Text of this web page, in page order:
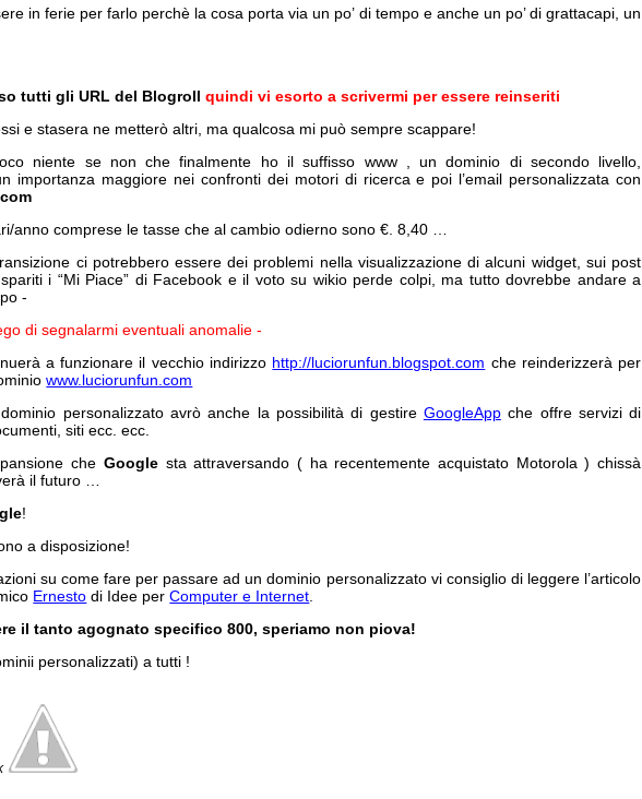
in ferie per farlo perchè la cosa porta via un po’ di tempo e anche un po’ di grattacapi, un
tutti gli URL del Blogroll quindi vi esorto a scrivermi per essere reinseriti
e stasera ne metterò altri, ma qualcosa mi può sempre scappare!
niente se non che finalmente ho il suffisso www , un dominio di secondo livello,
importanza maggiore nei confronti dei motori di ricerca e poi l’email personalizzata con
anno comprese le tasse che al cambio odierno sono €. 8,40 …
ci potrebbero essere dei problemi nella visualizzazione di alcuni widget, sui post
i “Mi Piace” di Facebook e il voto su wikio perde colpi, ma tutto dovrebbe andare a
-
di segnalarmi eventuali anomalie -
a funzionare il vecchio indirizzo http://luciorunfun.blogspot.com che reinderizzerà per
www.luciorunfun.com
personalizzato avrò anche la possibilità di gestire GoogleAppche offre servizi di
siti ecc. ecc.
che Googlesta attraversando ( ha recentemente acquistato Motorola ) chissà
il futuro …
!
a disposizione!
su come fare per passare ad un dominio personalizzato vi consiglio di leggere l’articolo
Ernesto di Idee perComputer e Internet
il tanto agognato specifico 800, speriamo non piova!
personalizzati) a tutti !